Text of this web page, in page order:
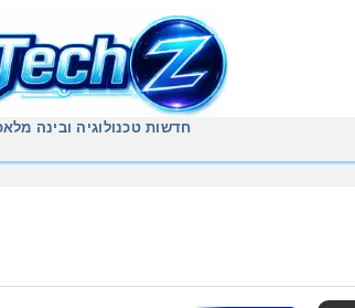
חדשות טכנולוגיה ובינה